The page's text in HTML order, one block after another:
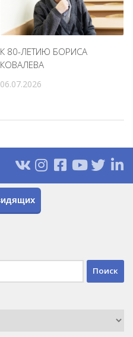
К 80-ЛЕТИЮ БОРИСА
КОВАЛЕВА
06.07.2026